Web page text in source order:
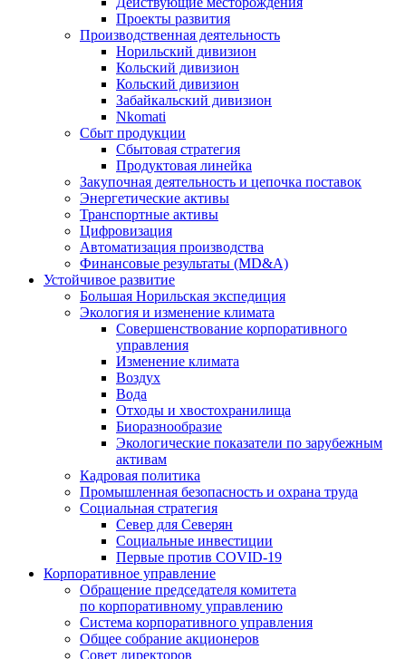
Проекты развития
Производственная деятельность
Норильский дивизион
Кольский дивизион
Кольский дивизион
Забайкальский дивизион
Nkomati
Сбыт продукции
Сбытовая стратегия
Продуктовая линейка
Закупочная деятельность и цепочка поставок
Энергетические активы
Транспортные активы
Цифровизация
Автоматизация производства
Финансовые результаты (MD&A)
Устойчивое развитие
Большая Норильская экспедиция
Экология и изменение климата
Совершенствование корпоративного
управления
Изменение климата
Воздух
Вода
Отходы и хвостохранилища
Биоразнообразие
Экологические показатели по зарубежным
активам
Кадровая политика
Промышленная безопасность и охрана труда
Социальная стратегия
Север для Северян
Социальные инвестиции
Первые против COVID‑19
Корпоративное управление
Обращение председателя комитета
по корпоративному управлению
Система корпоративного управления
Общее собрание акционеров
Совет директоров